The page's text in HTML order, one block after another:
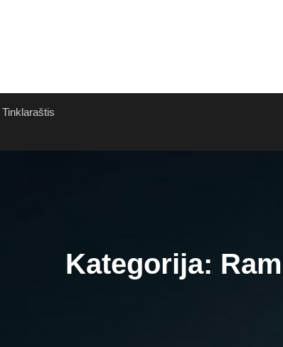
Tinklaraštis
Kategorija: Ram